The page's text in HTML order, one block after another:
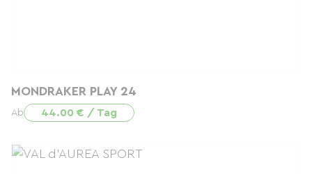
MONDRAKER PLAY 24
Ab 44.00 € / Tag